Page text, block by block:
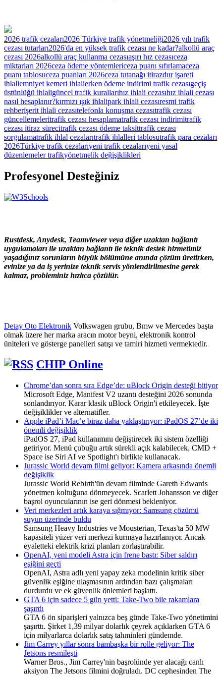
2026 trafik cezaları2026 Türkiye trafik yönetmeliği2026 yılı trafik
cezası tutarları2026'da en yüksek trafik cezası ne kadar?alkollü araç
cezası 2026alkollü araç kullanma cezasıaşırı hız cezasıceza
miktarları 2026ceza ödeme yöntemlericeza puanı sıfırlamaceza
puanı tablosuceza puanları 2026ceza tutanağı itirazdur işareti
ihlaliemniyet kemeri ihlalierken ödeme indirimi trafik cezasıgeçiş
üstünlüğü ihlaligüncel trafik kurallarıhız ihlali cezasıhız ihlali cezası
nasıl hesaplanır?kırmızı ışık ihlalipark ihlali cezasıresmi trafik
rehberişerit ihlali cezasıtelefonla konuşma cezasıtrafik cezası
güncellemeleritrafik cezası hesaplamatrafik cezası indirimitrafik
cezası itiraz sürecitrafik cezası ödeme taksittrafik cezası
sorgulamatrafik ihlal cezalarıtrafik ihlalleri tablosutrafik para cezaları
2026Türkiye trafik cezalarıyeni trafik cezalarıyeni yasal
düzenlemeler trafikyönetmelik değişiklikleri
Profesyonel Desteğiniz
Rustdesk, Anydesk, Teamviewer veya diğer uzaktan bağlantı
uygulamaları ile uzaktan bağlantı ile teknik destek hizmetimiz
yaşadığınız sorunların büyük bölümüne anında çözüm üretirken,
evinize ya da iş yerinize teknik servis yönlendirilmesine gerek
kalmaz, probleminiz hızlıca çözülür.
Detay Oto Elektronik Volkswagen grubu, Bmw ve Mercedes başta
olmak üzere her marka aracın motor beyni, elektronik kontrol
üniteleri ve gösterge panelleri satışı ve tamiri hizmeti vermektedir.
CHIP Online
Chrome’dan sonra sıra Edge’de: uBlock Origin desteği bitiyor
Microsoft Edge, Manifest V2 uzantı desteğini 2026 sonunda
sonlandırıyor. Karar klasik uBlock Origin'i etkileyecek. İşte
değişiklikler ve alternatifler.
Apple iPad’i Mac’e biraz daha yaklaştırıyor: iPadOS 27’de iki
önemli değişiklik
iPadOS 27, iPad kullanımını değiştirecek iki sistem özelliği
getiriyor. Menü çubuğu artık sürekli açık kalabilecek, CMD +
Space ise Siri AI ve Spotlight'ı birlikte kullanacak.
Jurassic World devam filmi geliyor: Kamera arkasında önemli
değişiklik
Jurassic World Rebirth'ün devam filminde Gareth Edwards
yönetmen koltuğuna dönmeyecek. Scarlett Johansson ve diğer
başrol oyuncularının ise geri dönmesi bekleniyor.
Veri merkezleri artık karaya sığmıyor: Samsung çözümü
suyun üzerinde buldu
Samsung Heavy Industries ve Mousterian, Texas'ta 50 MW
kapasiteli yüzer veri merkezi kurmaya hazırlanıyor. Ancak
eyaletteki elektrik krizi planları zorlaştırabilir.
OpenAI, yeni modeli Astra için frene bastı: Siber saldırı
eşiğini geçti
OpenAI, Astra adlı yeni yapay zeka modelinin kritik siber
güvenlik eşiğine ulaşmasının ardından bazı çalışmaları
durdurdu ve ek güvenlik önlemleri başlattı.
GTA 6 için sadece 5 gün yetti: Take-Two bile rakamlara
şaşırdı
GTA 6 ön siparişleri yalnızca beş günde Take-Two yönetimini
şaşırttı. Şirket 1,39 milyar dolarlık çeyrek açıklarken GTA 6
için milyarlarca dolarlık satış tahminleri gündemde.
Jim Carrey yıllar sonra bambaşka bir rolle geliyor: The
Jetsons resmileşti
Warner Bros., Jim Carrey'nin başrolünde yer alacağı canlı
aksiyon The Jetsons filmini doğruladı. DC cephesinden The